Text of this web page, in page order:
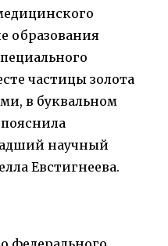
образования
частицы золота
в буквальном
научный
Евстигнеева.